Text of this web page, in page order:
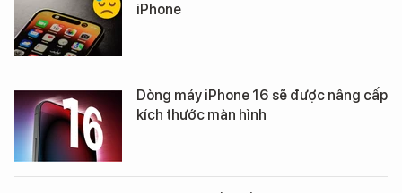
iPhone
Dòng máy iPhone 16 sẽ được nâng cấp
kích thước màn hình